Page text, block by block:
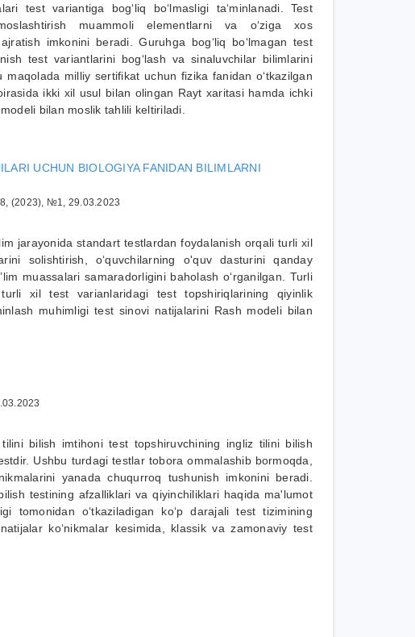
test variantiga bog‘liq bo‘lmasligi ta‘minlanadi. Test
muammoli elementlarni va o‘ziga xos
imkonini beradi. Guruhga bog‘liq bo‘lmagan test
test variantlarini bog‘lash va sinaluvchilar bilimlarini
maqolada milliy sertifikat uchun fizika fanidan o‘tkazilgan
ikki xil usul bilan olingan Rayt xaritasi hamda ichki
bilan moslik tahlili keltiriladi.
UCHUN BIOLOGIYA FANIDAN BILIMLARNI
(2023), №1, 29.03.2023
jarayonida standart testlardan foydalanish orqali turli xil
solishtirish, o‘quvchilarning o'quv dasturini qanday
muassalari samaradorligini baholash o‘rganilgan. Turli
xil test varianlaridagi test topshiriqlarining qiyinlik
muhimligi test sinovi natijalarini Rash modeli bilan
tilini bilish imtihoni test topshiruvchining ingliz tilini bilish
Ushbu turdagi testlar tobora ommalashib bormoqda,
yanada chuqurroq tushunish imkonini beradi.
testining afzalliklari va qiyinchiliklari haqida ma'lumot
tomonidan o‘tkaziladigan ko‘p darajali test tizimining
ko‘nikmalar kesimida, klassik va zamonaviy test